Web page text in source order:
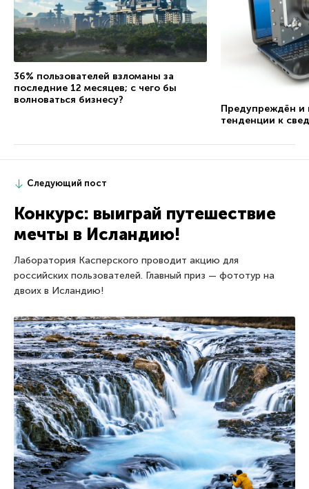
36% пользователей взломаны за
последние 12 месяцев; с чего бы
волноваться бизнесу?
Предупреждён и
тенденции к
Следующий пост
Конкурс: выиграй путешествие
мечты в Исландию!
Лаборатория Касперского проводит акцию для
российских пользователей. Главный приз — фототур на
двоих в Исландию!